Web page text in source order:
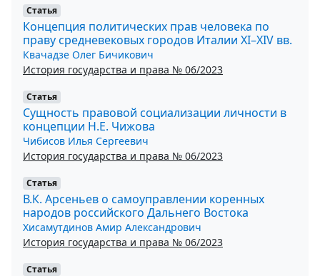
Статья
Концепция политических прав человека по
праву средневековых городов Италии XI–XIV вв.
Квачадзе Олег Бичикович
История государства и права № 06/2023
Статья
Сущность правовой социализации личности в
концепции Н.Е. Чижова
Чибисов Илья Сергеевич
История государства и права № 06/2023
Статья
В.К. Арсеньев о самоуправлении коренных
народов российского Дальнего Востока
Хисамутдинов Амир Александрович
История государства и права № 06/2023
Статья